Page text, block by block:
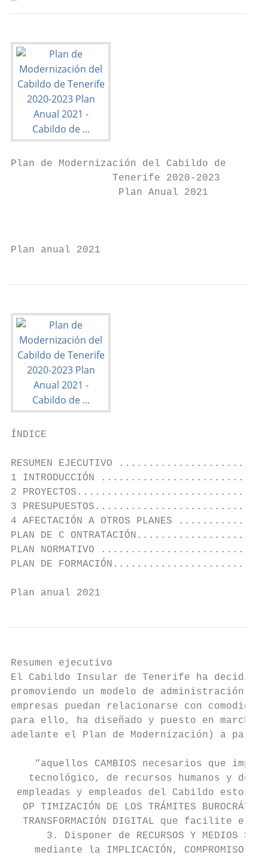
Plan de Modernización del Cabildo de
                 Tenerife 2020-2023
                  Plan Anual 2021
Plan anual 2021
ÍNDICE
RESUMEN EJECUTIVO
1 INTRODUCCIÓN
2
3
4 AFECTACIÓN A OTROS
PLAN DE C
PLAN NORMATIVO
PLAN DE
Plan anual 2021
Resumen ejecutivo
El Cabildo Insular de Tenerife ha
promoviendo un modelo de administración
empresas puedan relacionarse con
para ello, ha diseñado y puesto en
adelante el Plan de Modernización) a
“aquellos CAMBIOS necesarios que
tecnológico, de recursos humanos y de
empleadas y empleados del Cabildo estos
OP TIMIZACIÓN DE LOS TRÁMITES
TRANSFORMACIÓN DIGITAL que facilite el
3. Disponer de RECURSOS Y MEDIOS
mediante la IMPLICACIÓN, COMPROMISO y